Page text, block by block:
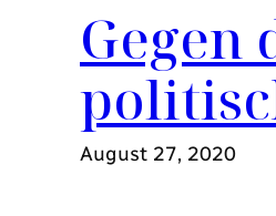
August 27, 2020